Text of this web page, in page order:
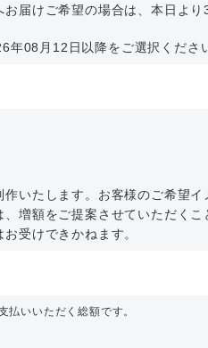
届けご希望の場合は、本日より
08月12日以降をご選択くださ
いたします。お客様のご希望イ
増額をご提案させていただくこ
受けできかねます。
いいただく総額です。